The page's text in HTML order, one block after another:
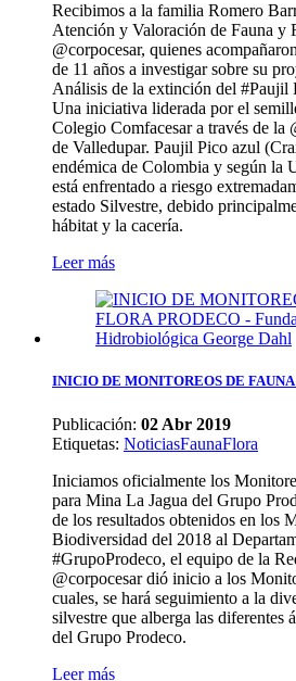
Recibimos a la familia Romero
Atención y Valoración de Fauna y
@corpocesar, quienes
de 11 años a investigar sobre su
Análisis de la extinción del #Paujil
Una iniciativa liderada por el
Colegio Comfacesar a través de la
de Valledupar. Paujil Pico azul
endémica de Colombia y según la
está enfrentado a riesgo
estado Silvestre, debido
hábitat y la cacería.
Leer más
INICIO DE MONITOREOS DE
Publicación: 02 Abr 2019
Etiquetas: NoticiasFaunaFlora
Iniciamos oficialmente los
para Mina La Jagua del Grupo
de los resultados obtenidos en los
Biodiversidad del 2018 al
#GrupoProdeco, el equipo de la
@corpocesar dió inicio a los
cuales, se hará seguimiento a la
silvestre que alberga las diferentes
del Grupo Prodeco.
Leer más